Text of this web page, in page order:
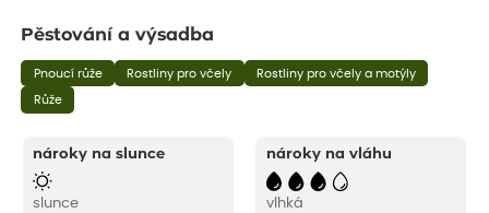
Pěstování a výsadba
Pnoucí růže Rostliny pro včely Rostliny pro včely a motýly
Růže
nároky na slunce
slunce
nároky na vláhu
vlhká